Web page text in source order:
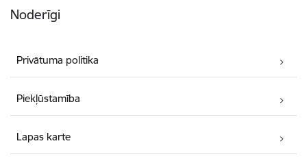
Noderīgi
Privātuma politika
Piekļūstamība
Lapas karte